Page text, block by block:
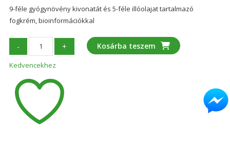
9-féle gyógynövény kivonatát és 5-féle illóolajat tartalmazó
fogkrém, bioinformációkkal
-
Energy
Balsamio
(100ml)
mennyiség
+ Kosárba teszem
Kedvencekhez